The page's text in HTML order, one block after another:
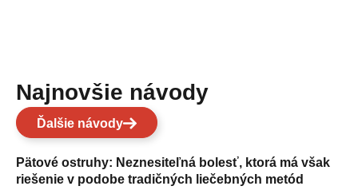
Najnovšie návody
Ďalšie návody
Pätové ostruhy: Neznesiteľná bolesť, ktorá má však
riešenie v podobe tradičných liečebných metód